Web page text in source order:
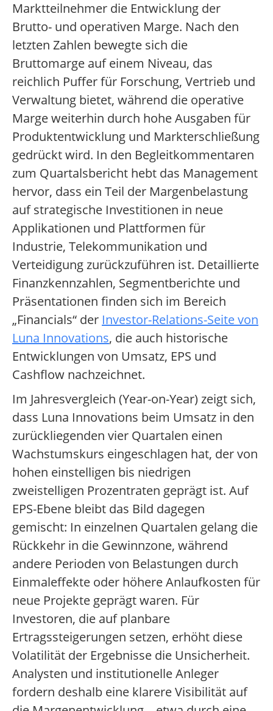
Marktteilnehmer die Entwicklung der
Brutto- und operativen Marge. Nach den
letzten Zahlen bewegte sich die
Bruttomarge auf einem Niveau, das
reichlich Puffer für Forschung, Vertrieb und
Verwaltung bietet, während die operative
Marge weiterhin durch hohe Ausgaben für
Produktentwicklung und Markterschließung
gedrückt wird. In den Begleitkommentaren
zum Quartalsbericht hebt das Management
hervor, dass ein Teil der Margenbelastung
auf strategische Investitionen in neue
Applikationen und Plattformen für
Industrie, Telekommunikation und
Verteidigung zurückzuführen ist. Detaillierte
Finanzkennzahlen, Segmentberichte und
Präsentationen finden sich im Bereich
„Financials“ der Investor-Relations-Seite von
Luna Innovations, die auch historische
Entwicklungen von Umsatz, EPS und
Cashflow nachzeichnet.
Im Jahresvergleich (Year-on-Year) zeigt sich,
dass Luna Innovations beim Umsatz in den
zurückliegenden vier Quartalen einen
Wachstumskurs eingeschlagen hat, der von
hohen einstelligen bis niedrigen
zweistelligen Prozentraten geprägt ist. Auf
EPS-Ebene bleibt das Bild dagegen
gemischt: In einzelnen Quartalen gelang die
Rückkehr in die Gewinnzone, während
andere Perioden von Belastungen durch
Einmaleffekte oder höhere Anlaufkosten für
neue Projekte geprägt waren. Für
Investoren, die auf planbare
Ertragssteigerungen setzen, erhöht diese
Volatilität der Ergebnisse die Unsicherheit.
Analysten und institutionelle Anleger
fordern deshalb eine klarere Visibilität auf